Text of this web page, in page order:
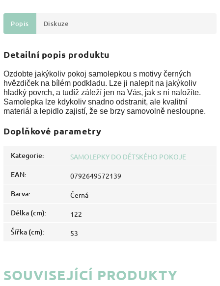
Popis Diskuze
Detailní popis produktu
Ozdobte jakýkoliv pokoj samolepkou s motivy černých
hvězdiček na bílém podkladu. Lze ji nalepit na jakýkoliv
hladký povrch, a tudíž záleží jen na Vás, jak s ni naložíte.
Samolepka lze kdykoliv snadno odstranit, ale kvalitní
materiál a lepidlo zajistí, že se brzy samovolně nesloupne.
Doplňkové parametry
Kategorie: SAMOLEPKY DO DĚTSKÉHO POKOJE
EAN: 0792649572139
Barva: Černá
Délka (cm): 122
Šířka (cm): 53
SOUVISEJÍCÍ PRODUKTY